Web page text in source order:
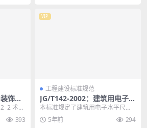
饰装
规程
2 术
393
VIP
工程建设标准规范
JG/T142-2002：建筑用电子水
平尺
本标准规定了建筑用电子水平尺的
技术要求、试验方法、检验规则、
标志、包装、运输与贮...
5年前 294